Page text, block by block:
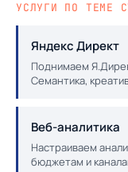
УСЛУГИ ПО ТЕМЕ
Яндекс Директ
Поднимаем
Семантика,
Веб-аналитика
Настраиваем
бюджетам и